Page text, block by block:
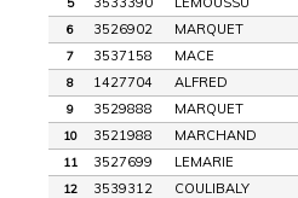
6 3526902 MARQUET
7 3537158 MACE
8 1427704 ALFRED
9 3529888 MARQUET
10 3521988 MARCHAND
11 3527699 LEMARIE
12 3539312 COULIBALY